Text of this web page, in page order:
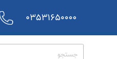
03531650000